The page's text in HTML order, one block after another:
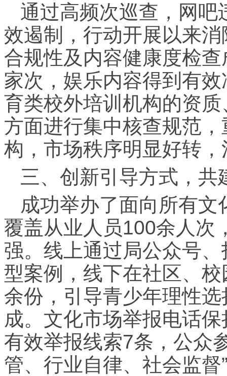
通过高频次巡查，网吧
效遏制，行动开展以来
合规性及内容健康度检
家次，娱乐内容得到有
育类校外培训机构的资
方面进行集中核查规范
构，市场秩序明显好转
三、创新引导方式，共
成功举办了面向所有
覆盖从业人员100余人次
强。线上通过局公众号
型案例，线下在社区、
余份，引导青少年理性
成。文化市场举报电话
有效举报线索7条，公众
管、行业自律、社会监